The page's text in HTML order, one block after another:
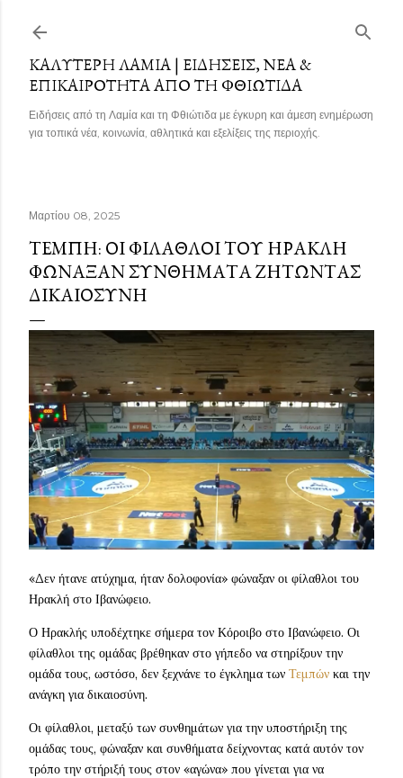
ΚΑΛΎΤΕΡΗ ΛΑΜΊΑ | ΕΙΔΉΣΕΙΣ, ΝΈΑ &
ΕΠΙΚΑΙΡΌΤΗΤΑ ΑΠΌ ΤΗ ΦΘΙΏΤΙΔΑ
Ειδήσεις από τη Λαμία και τη Φθιώτιδα με έγκυρη και άμεση ενημέρωση
για τοπικά νέα, κοινωνία, αθλητικά και εξελίξεις της περιοχής.
Μαρτίου 08, 2025
ΤΈΜΠΗ: ΟΙ ΦΊΛΑΘΛΟΙ ΤΟΥ ΗΡΑΚΛΉ
ΦΏΝΑΞΑΝ ΣΥΝΘΉΜΑΤΑ ΖΗΤΏΝΤΑΣ
ΔΙΚΑΙΟΣΎΝΗ
«Δεν ήτανε ατύχημα, ήταν δολοφονία» φώναξαν οι φίλαθλοι του
Ηρακλή στο Ιβανώφειο.
Ο Ηρακλής υποδέχτηκε σήμερα τον Κόροιβο στο Ιβανώφειο. Οι
φίλαθλοι της ομάδας βρέθηκαν στο γήπεδο να στηρίξουν την
ομάδα τους, ωστόσο, δεν ξεχνάνε το έγκλημα των Τεμπών και την
ανάγκη για δικαιοσύνη.
Οι φίλαθλοι, μεταξύ των συνθημάτων για την υποστήριξη της
ομάδας τους, φώναξαν και συνθήματα δείχνοντας κατά αυτόν τον
τρόπο την στήριξή τους στον «αγώνα» που γίνεται για να